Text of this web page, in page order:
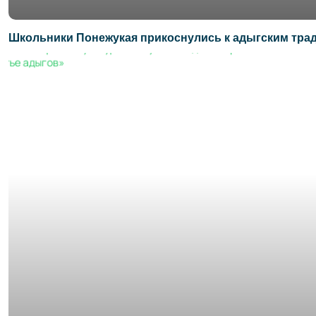
Школьники Понежукая прикоснулись к адыгским